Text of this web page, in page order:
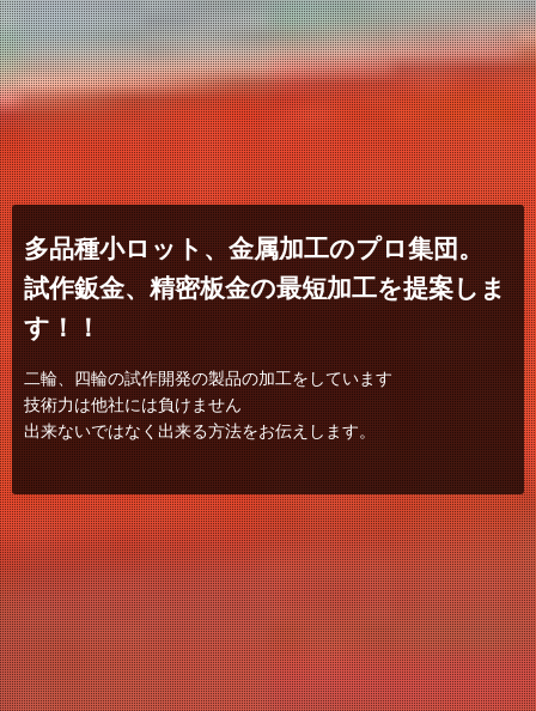
多品種小ロット、金属加工のプロ集団。
試作鈑金、精密板金の最短加工を提案しま
す！！
二輪、四輪の試作開発の製品の加工をしています
技術力は他社には負けません
出来ないではなく出来る方法をお伝えします。